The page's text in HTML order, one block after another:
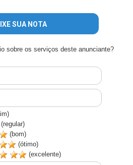
SUA NOTA
sobre os serviços deste anunciante?
(regular)
(bom)
(ótimo)
(excelente)